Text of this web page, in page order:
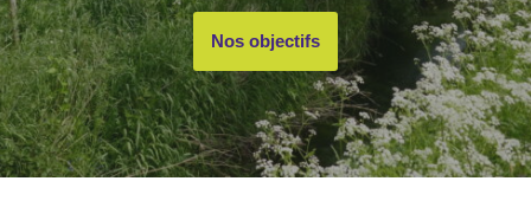
Nos objectifs